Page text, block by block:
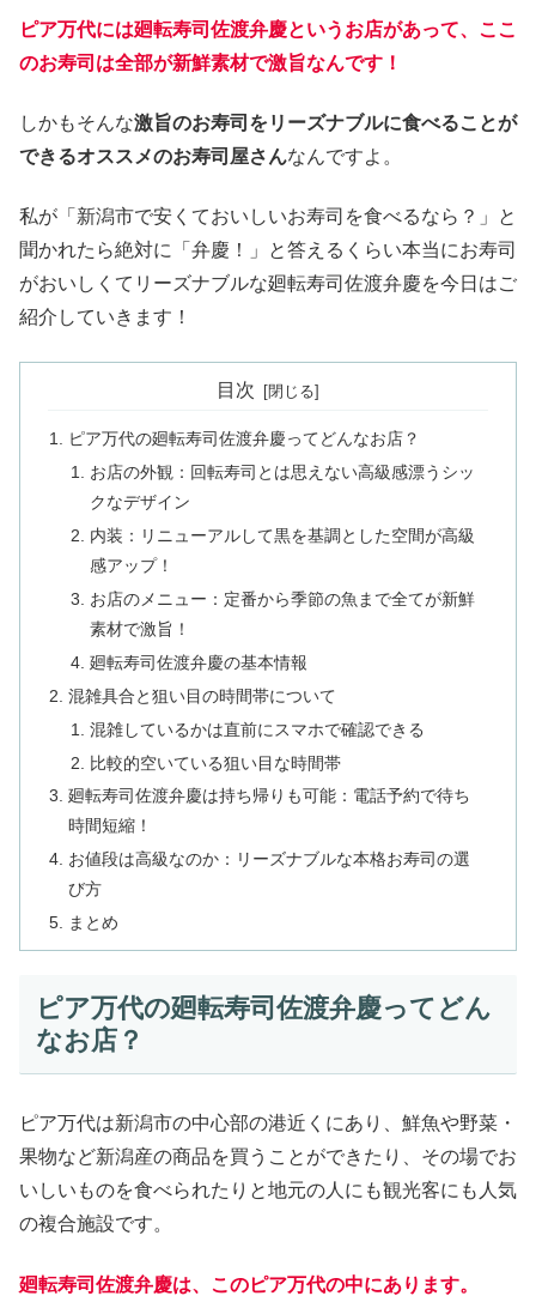
ピア万代には廻転寿司佐渡弁慶というお店があって、ここ
のお寿司は全部が新鮮素材で激旨なんです！
しかもそんな激旨のお寿司をリーズナブルに食べることが
できるオススメのお寿司屋さんなんですよ。
私が「新潟市で安くておいしいお寿司を食べるなら？」と
聞かれたら絶対に「弁慶！」と答えるくらい本当にお寿司
がおいしくてリーズナブルな廻転寿司佐渡弁慶を今日はご
紹介していきます！
目次
ピア万代の廻転寿司佐渡弁慶ってどんなお店？
お店の外観：回転寿司とは思えない高級感漂うシッ
クなデザイン
内装：リニューアルして黒を基調とした空間が高級
感アップ！
お店のメニュー：定番から季節の魚まで全てが新鮮
素材で激旨！
廻転寿司佐渡弁慶の基本情報
混雑具合と狙い目の時間帯について
混雑しているかは直前にスマホで確認できる
比較的空いている狙い目な時間帯
廻転寿司佐渡弁慶は持ち帰りも可能：電話予約で待ち
時間短縮！
お値段は高級なのか：リーズナブルな本格お寿司の選
び方
まとめ
ピア万代の廻転寿司佐渡弁慶ってどん
なお店？
ピア万代は新潟市の中心部の港近くにあり、鮮魚や野菜・
果物など新潟産の商品を買うことができたり、その場でお
いしいものを食べられたりと地元の人にも観光客にも人気
の複合施設です。
廻転寿司佐渡弁慶は、このピア万代の中にあります。